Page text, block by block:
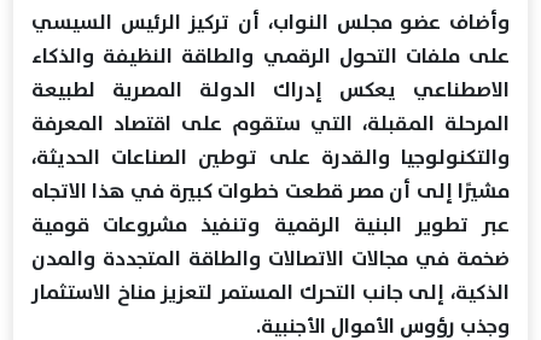
وأضاف عضو مجلس النواب، أن تركيز الرئيس السيسي
على ملفات التحول الرقمي والطاقة النظيفة والذكاء
الاصطناعي يعكس إدراك الدولة المصرية لطبيعة
المرحلة المقبلة، التي ستقوم على اقتصاد المعرفة
والتكنولوجيا والقدرة على توطين الصناعات الحديثة،
مشيرًا إلى أن مصر قطعت خطوات كبيرة في هذا الاتجاه
عبر تطوير البنية الرقمية وتنفيذ مشروعات قومية
ضخمة في مجالات الاتصالات والطاقة المتجددة والمدن
الذكية، إلى جانب التحرك المستمر لتعزيز مناخ الاستثمار
وجذب رؤوس الأموال الأجنبية.